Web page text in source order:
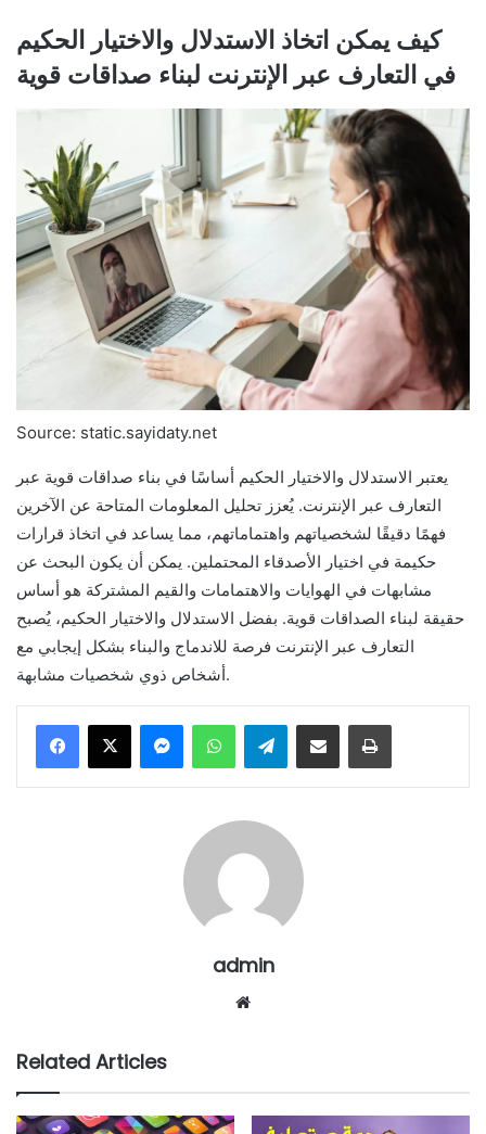
كيف يمكن اتخاذ الاستدلال والاختيار الحكيم
في التعارف عبر الإنترنت لبناء صداقات قوية
Source: static.sayidaty.net
يعتبر الاستدلال والاختيار الحكيم أساسًا في بناء صداقات قوية عبر
التعارف عبر الإنترنت. يُعزز تحليل المعلومات المتاحة عن الآخرين
فهمًا دقيقًا لشخصياتهم واهتماماتهم، مما يساعد في اتخاذ قرارات
حكيمة في اختيار الأصدقاء المحتملين. يمكن أن يكون البحث عن
مشابهات في الهوايات والاهتمامات والقيم المشتركة هو أساس
حقيقة لبناء الصداقات قوية. بفضل الاستدلال والاختيار الحكيم، يُصبح
التعارف عبر الإنترنت فرصة للاندماج والبناء بشكل إيجابي مع
أشخاص ذوي شخصيات مشابهة.
MessengerWhatsAppTelegramShare via Email Print
admin
Related Articles